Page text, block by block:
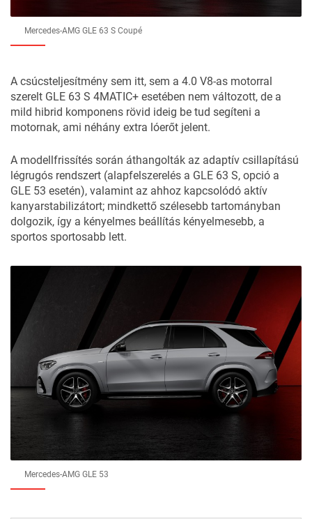
Mercedes-AMG GLE 63 S Coupé
A csúcsteljesítmény sem itt, sem a 4.0 V8-as motorral
szerelt GLE 63 S 4MATIC+ esetében nem változott, de a
mild hibrid komponens rövid ideig be tud segíteni a
motornak, ami néhány extra lóerőt jelent.
A modellfrissítés során áthangolták az adaptív csillapítású
légrugós rendszert (alapfelszerelés a GLE 63 S, opció a
GLE 53 esetén), valamint az ahhoz kapcsolódó aktív
kanyarstabilizátort; mindkettő szélesebb tartományban
dolgozik, így a kényelmes beállítás kényelmesebb, a
sportos sportosabb lett.
Mercedes-AMG GLE 53